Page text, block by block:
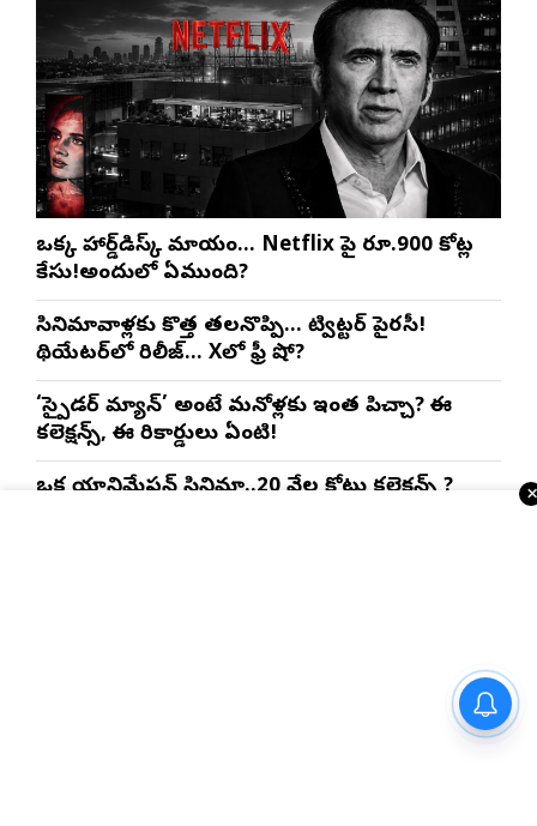
ఒక్క హార్డ్‌డిస్క్ మాయం… Netflix పై రూ.900 కోట్ల
కేసు!అందులో ఏముంది?
సినిమావాళ్లకు కొత్త తలనొప్పి… ట్విట్టర్ పైరసీ!
థియేటర్‌లో రిలీజ్… Xలో ఫ్రీ షో?
‘స్పైడర్ మ్యాన్’ అంటే మనోళ్లకు ఇంత పిచ్చా? ఈ
కలెక్షన్స్, ఈ రికార్డులు ఏంటి!
ఒక యానిమేషన్ సినిమా..20 వేల కోట్లు కలెక్షన్స్ ?